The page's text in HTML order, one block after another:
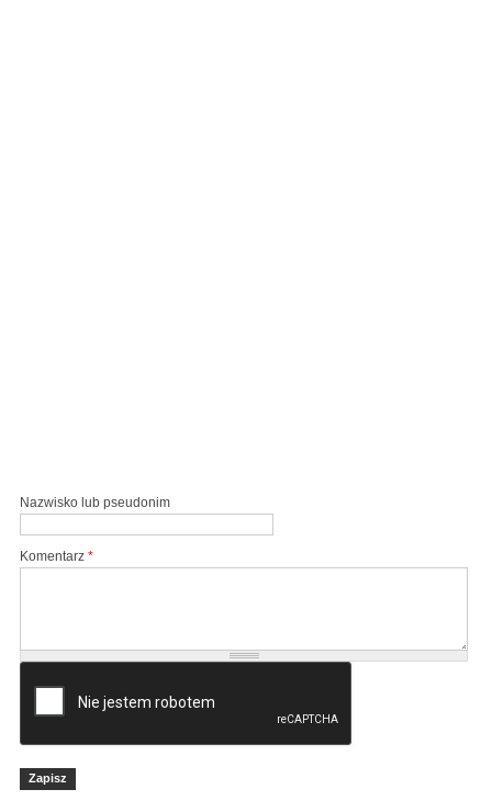
Nazwisko lub pseudonim
Komentarz *